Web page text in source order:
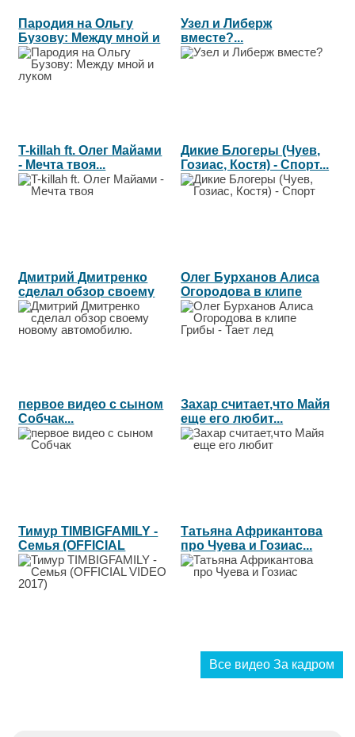
Пародия на Ольгу
Бузову: Между мной и
луком...
Узел и Либерж
вместе?...
T-killah ft. Олег Майами
- Мечта твоя...
Дикие Блогеры (Чуев,
Гозиас, Костя) - Спорт...
Дмитрий Дмитренко
сделал обзор своему
новому...
Олег Бурханов Алиса
Огородова в клипе
Грибы -...
первое видео с сыном
Cобчак...
Захар считает,что Майя
еще его любит...
Тимур TIMBIGFAMILY -
Семья (OFFICIAL
VIDEO 2017)...
Татьяна Африкантова
про Чуева и Гозиас...
Все видео За кадром